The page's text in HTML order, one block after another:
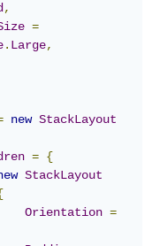
,
=
. Large,
new StackLayout
= {
StackLayout
Orientation =